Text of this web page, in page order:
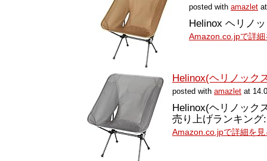
posted with amazlet
Helinox ヘリノ
Amazon.co.jpで詳細
Helinox(ヘリノック
posted with amazlet at
Helinox(ヘリノック
売り上げランキング
Amazon.co.jpで詳細を見